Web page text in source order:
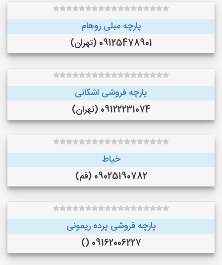
پارچه مبلی روهام
09125478901 (تهران)
پارچه فروشی اشکانی
09122231074 (تهران)
خیاط
09025190782 (قم)
پارچه فروشی پرده ریمونی
09162006227 ()